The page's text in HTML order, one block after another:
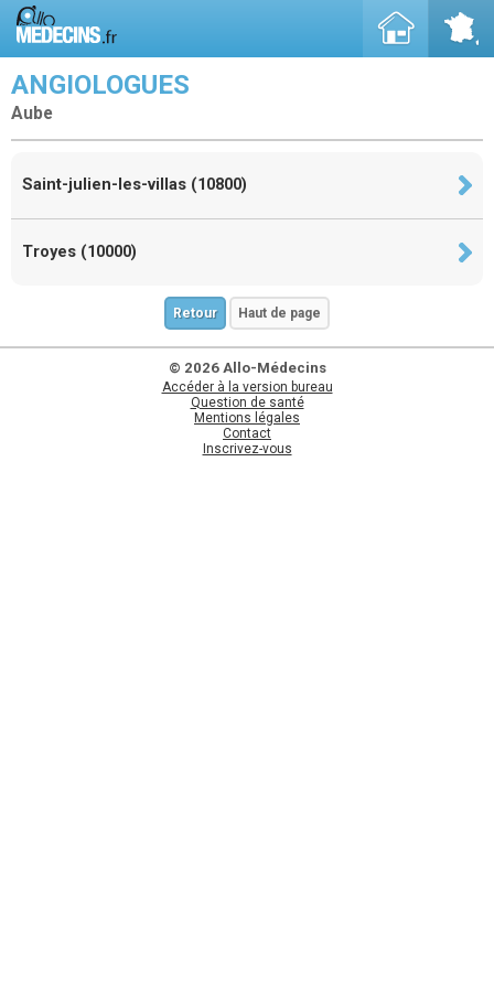
ANGIOLOGUES
Aube
Saint-julien-les-villas (10800)
Troyes (10000)
Retour Haut de page
© 2026 Allo-Médecins
Accéder à la version bureau
Question de santé
Mentions légales
Contact
Inscrivez-vous